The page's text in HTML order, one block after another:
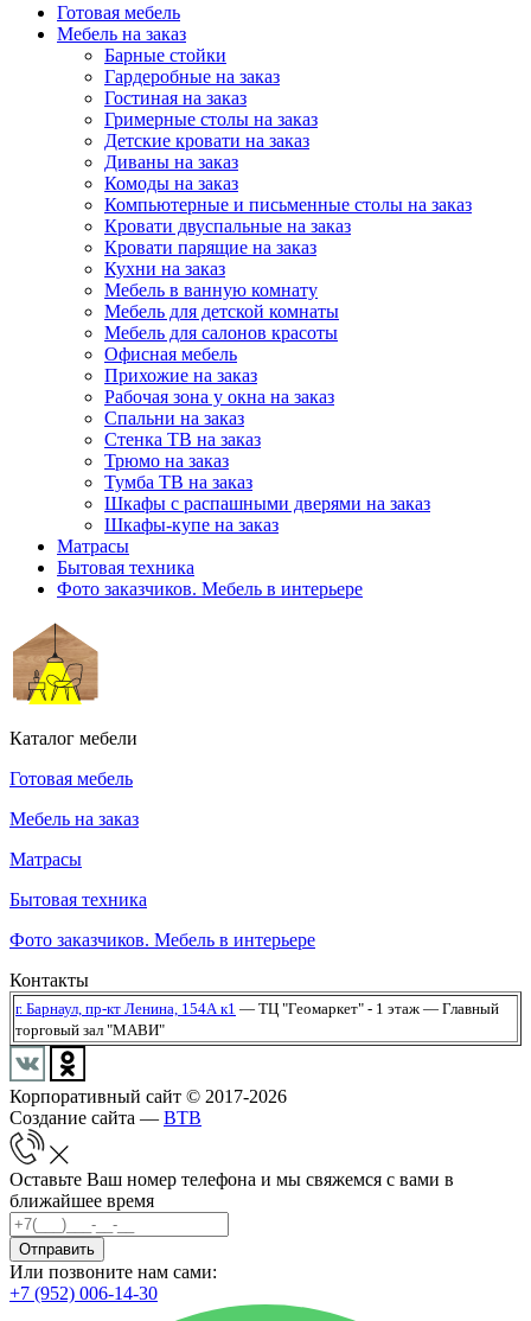
Готовая мебель
Мебель на заказ
Барные стойки
Гардеробные на заказ
Гостиная на заказ
Гримерные столы на заказ
Детские кровати на заказ
Диваны на заказ
Комоды на заказ
Компьютерные и письменные столы на заказ
Кровати двуспальные на заказ
Кровати парящие на заказ
Кухни на заказ
Мебель в ванную комнату
Мебель для детской комнаты
Мебель для салонов красоты
Офисная мебель
Прихожие на заказ
Рабочая зона у окна на заказ
Спальни на заказ
Стенка ТВ на заказ
Трюмо на заказ
Тумба ТВ на заказ
Шкафы с распашными дверями на заказ
Шкафы-купе на заказ
Матрасы
Бытовая техника
Фото заказчиков. Мебель в интерьере
Каталог мебели
Готовая мебель
Мебель на заказ
Матрасы
Бытовая техника
Фото заказчиков. Мебель в интерьере
Контакты
г. Барнаул, пр-кт Ленина, 154А к1 — ТЦ "Геомаркет" - 1 этаж — Главный
торговый зал "МАВИ"
Корпоративный сайт © 2017-2026
Создание сайта — BTB
Оставьте Ваш номер телефона и мы свяжемся с вами в
ближайшее время
Отправить
Или позвоните нам сами:
+7 (952) 006-14-30